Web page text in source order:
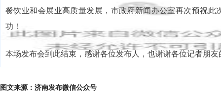
餐饮业和会展业高质量发展，市政府新闻办公室再次预祝此
功！
本场发布会到此结束，感谢各位发布人，也谢谢各位记者朋友
图文来源：济南发布微信公众号